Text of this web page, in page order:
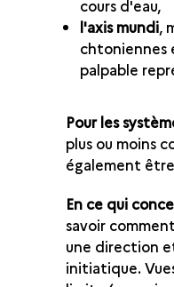
cours d'eau,
l'axis mundi,
chtoniennes
palpable
Pour les
plus ou moins
également
En ce qui
savoir
une direction
initiatique.